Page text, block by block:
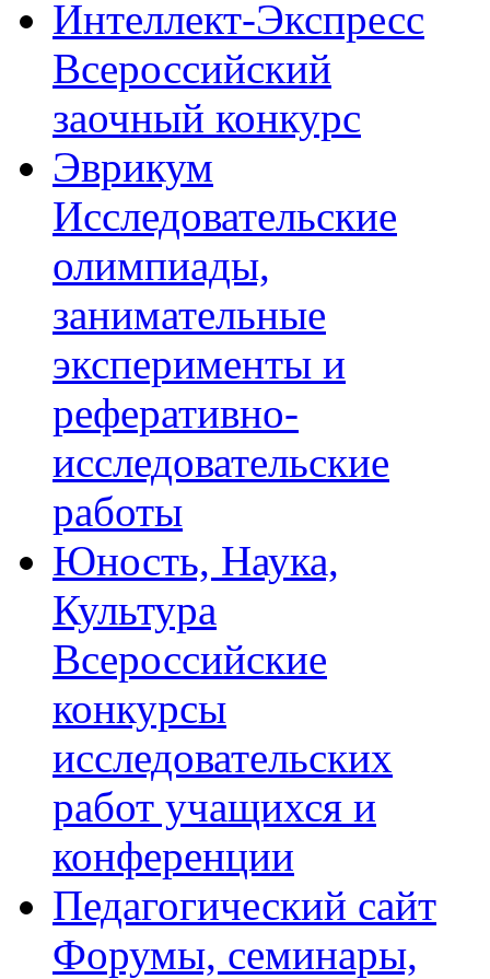
Интеллект-Экспресс
Всероссийский
заочный конкурс
Эврикум
Исследовательские
олимпиады,
занимательные
эксперименты и
реферативно-
исследовательские
работы
Юность, Наука,
Культура
Всероссийские
конкурсы
исследовательских
работ учащихся и
конференции
Педагогический сайт
Форумы, семинары,